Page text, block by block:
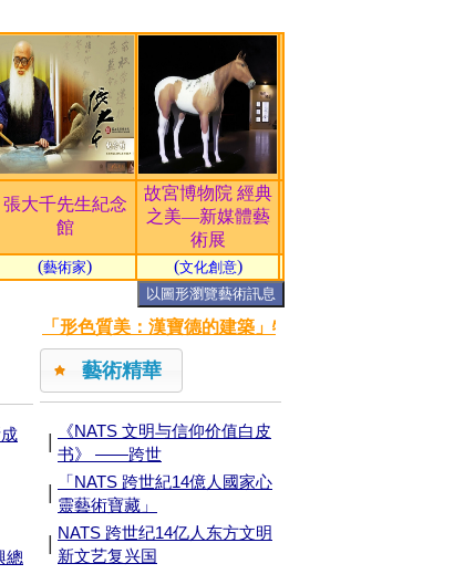
張大千先生紀念
館
故宮博物院 經典
之美—新媒體藝
術展
(藝術家) (文化創意)
總
藝術精華
《NATS 文明与信仰价值白皮
书》 ——跨世
「NATS 跨世紀14億人國家心
靈藝術寶藏」
NATS 跨世纪14亿人东方文明
新文艺复兴国